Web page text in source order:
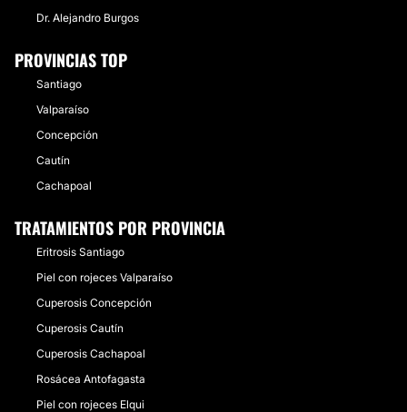
Dr. Alejandro Burgos
PROVINCIAS TOP
Santiago
Valparaíso
Concepción
Cautín
Cachapoal
TRATAMIENTOS POR PROVINCIA
Eritrosis Santiago
Piel con rojeces Valparaíso
Cuperosis Concepción
Cuperosis Cautín
Cuperosis Cachapoal
Rosácea Antofagasta
Piel con rojeces Elqui